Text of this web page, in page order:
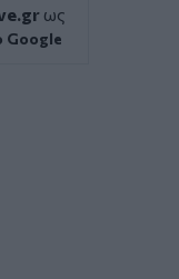
ως
Google